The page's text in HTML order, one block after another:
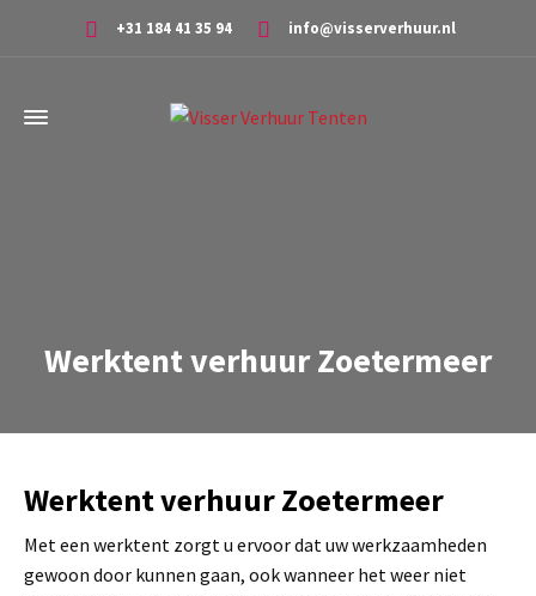
+31 184 41 35 94 info@visserverhuur.nl
Werktent verhuur Zoetermeer
Werktent verhuur Zoetermeer
Met een werktent zorgt u ervoor dat uw werkzaamheden
gewoon door kunnen gaan, ook wanneer het weer niet